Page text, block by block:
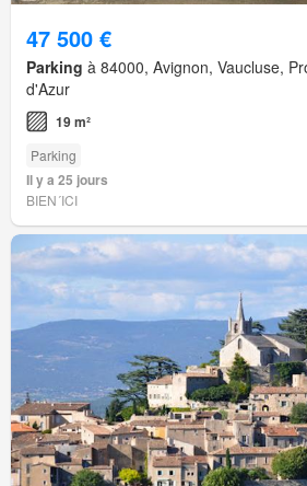
47 500 €
Parking à 84000, Avignon, Vaucluse,
d'Azur
19 m²
Parking
Il y a 25 jours
BIEN´ICI